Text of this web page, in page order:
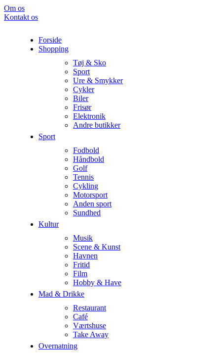
Om os
Kontakt os
Forside
Shopping
Tøj & Sko
Sport
Ure & Smykker
Cykler
Biler
Frisør
Elektronik
Andre butikker
Sport
Fodbold
Håndbold
Golf
Tennis
Cykling
Motorsport
Anden sport
Sundhed
Kultur
Musik
Scene & Kunst
Havnen
Fritid
Film
Hobby & Have
Mad & Drikke
Restaurant
Café
Værtshuse
Take Away
Overnatning